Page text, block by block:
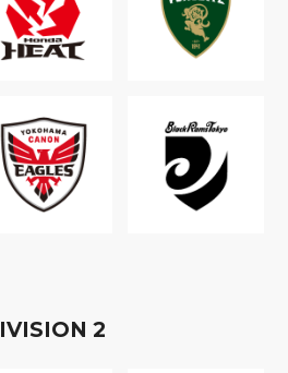
IVISION 2